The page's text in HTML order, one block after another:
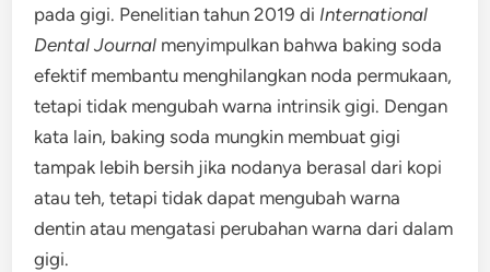
pada gigi. Penelitian tahun 2019 di International
Dental Journal menyimpulkan bahwa baking soda
efektif membantu menghilangkan noda permukaan,
tetapi tidak mengubah warna intrinsik gigi. Dengan
kata lain, baking soda mungkin membuat gigi
tampak lebih bersih jika nodanya berasal dari kopi
atau teh, tetapi tidak dapat mengubah warna
dentin atau mengatasi perubahan warna dari dalam
gigi.